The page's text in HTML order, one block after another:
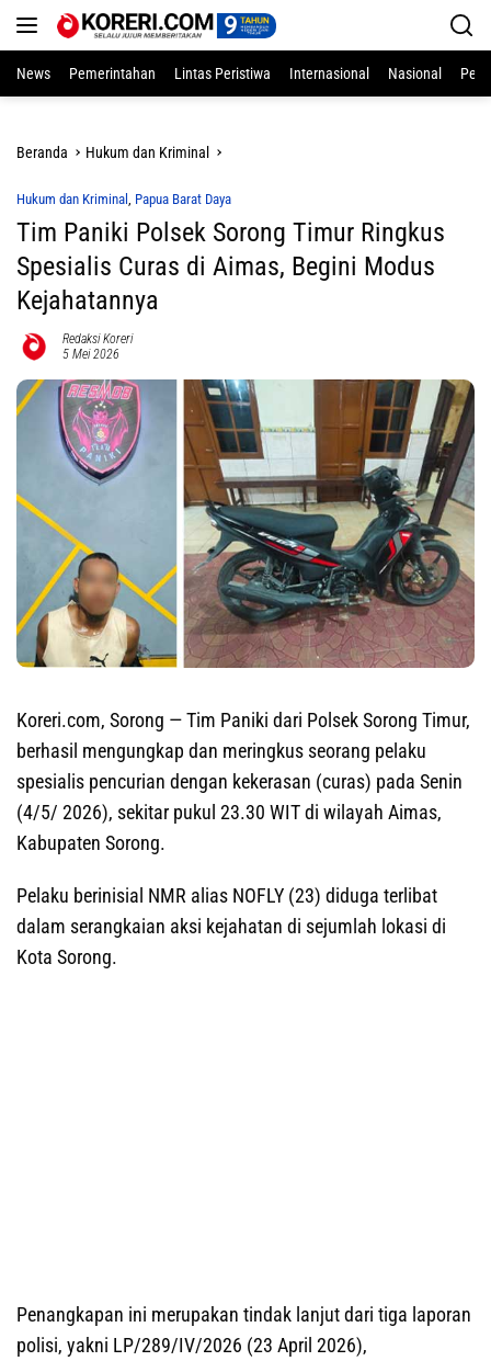
News
Pemerintahan Lintas Peristiwa Internasional Nasional
Beranda Hukum dan Kriminal
Hukum dan Kriminal , Papua Barat Daya
Tim Paniki Polsek Sorong Timur Ringkus
Spesialis Curas di Aimas, Begini Modus
Kejahatannya
Redaksi Koreri
5 Mei 2026
Koreri.com, Sorong — Tim Paniki dari Polsek Sorong Timur,
berhasil mengungkap dan meringkus seorang pelaku
spesialis pencurian dengan kekerasan (curas) pada Senin
(4/5/ 2026), sekitar pukul 23.30 WIT di wilayah Aimas,
Kabupaten Sorong.
Pelaku berinisial NMR alias NOFLY (23) diduga terlibat
dalam serangkaian aksi kejahatan di sejumlah lokasi di
Kota Sorong.
Penangkapan ini merupakan tindak lanjut dari tiga laporan
polisi, yakni LP/289/IV/2026 (23 April 2026),